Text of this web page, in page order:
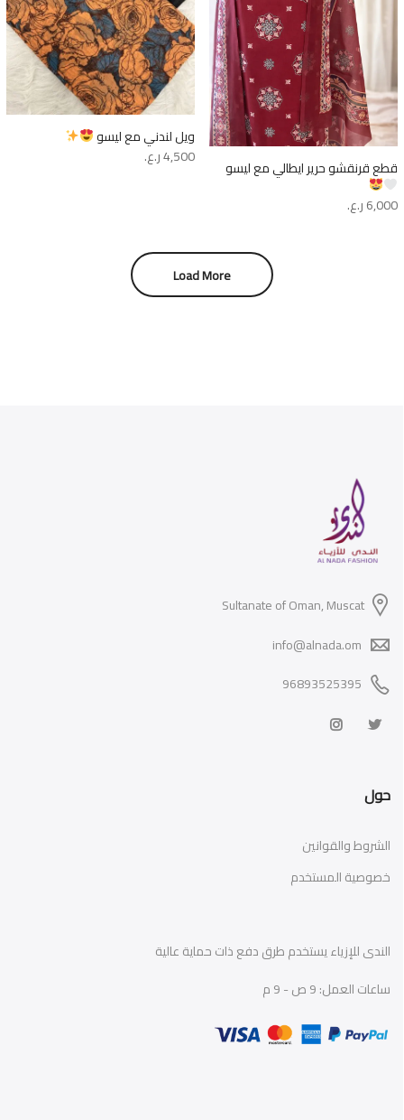
قطع قرنقشو حرير ايطالي مع ليسو
6,000ر.ع.
ويل لندني مع ليسو
4,500ر.ع.
Load More
Sultanate of Oman, Muscat
info@alnada.om
96893525395
حول
الشروط والقوانين
خصوصية المستخدم
الندى للإزياء يستخدم طرق دفع ذات حماية عالية
ساعات العمل: 9 ص - 9 م